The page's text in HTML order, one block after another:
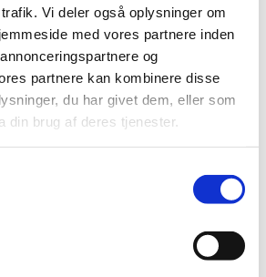
Vi deler også oplysninger om
med vores partnere inden
og
partnere kan kombinere disse
du har givet dem, eller som
din brug af deres tjenester.
i lovgivningen somalmindelige
har således ikke fortegnelse med
, der i lovgivningen karakteriseres
race, etnisk oprindelse, politisk-, religiøs-
m.fl.
vurdering, at behandling og opbevaring
indtrængning udefra.
persondata anvendes således: